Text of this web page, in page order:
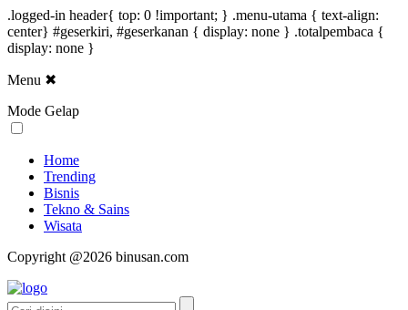
.logged-in header{ top: 0 !important; } .menu-utama { text-align:
center} #geserkiri, #geserkanan { display: none } .totalpembaca {
display: none }
Menu ✖
Mode Gelap
Home
Trending
Bisnis
Tekno & Sains
Wisata
Copyright @2026 binusan.com